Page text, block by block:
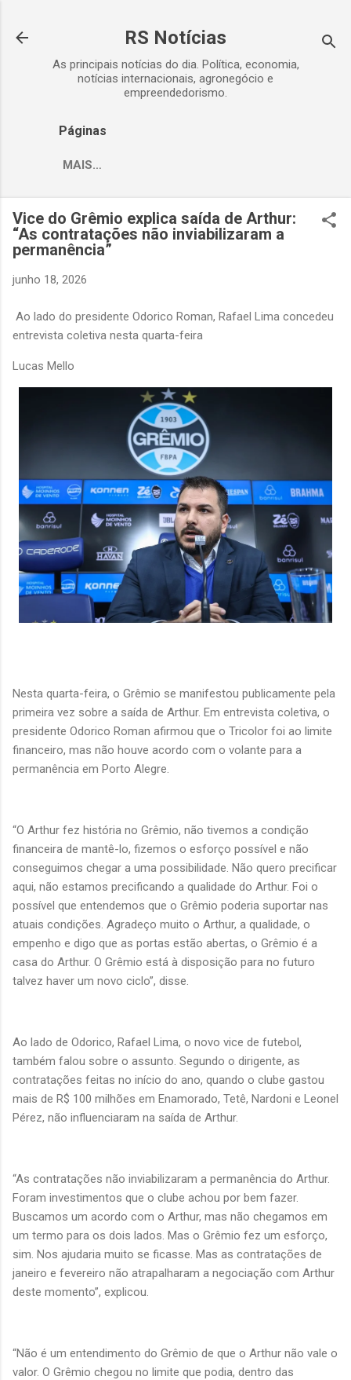
RS Notícias
As principais notícias do dia. Política, economia,
notícias internacionais, agronegócio e
empreendedorismo.
Páginas
MAIS…
Vice do Grêmio explica saída de Arthur:
“As contratações não inviabilizaram a
permanência”
junho 18, 2026
Ao lado do presidente Odorico Roman, Rafael Lima concedeu
entrevista coletiva nesta quarta-feira
Lucas Mello
Nesta quarta-feira, o Grêmio se manifestou publicamente pela
primeira vez sobre a saída de Arthur. Em entrevista coletiva, o
presidente Odorico Roman afirmou que o Tricolor foi ao limite
financeiro, mas não houve acordo com o volante para a
permanência em Porto Alegre.
“O Arthur fez história no Grêmio, não tivemos a condição
financeira de mantê-lo, fizemos o esforço possível e não
conseguimos chegar a uma possibilidade. Não quero precificar
aqui, não estamos precificando a qualidade do Arthur. Foi o
possível que entendemos que o Grêmio poderia suportar nas
atuais condições. Agradeço muito o Arthur, a qualidade, o
empenho e digo que as portas estão abertas, o Grêmio é a
casa do Arthur. O Grêmio está à disposição para no futuro
talvez haver um novo ciclo”, disse.
Ao lado de Odorico, Rafael Lima, o novo vice de futebol,
também falou sobre o assunto. Segundo o dirigente, as
contratações feitas no início do ano, quando o clube gastou
mais de R$ 100 milhões em Enamorado, Tetê, Nardoni e Leonel
Pérez, não influenciaram na saída de Arthur.
“As contratações não inviabilizaram a permanência do Arthur.
Foram investimentos que o clube achou por bem fazer.
Buscamos um acordo com o Arthur, mas não chegamos em
um termo para os dois lados. Mas o Grêmio fez um esforço,
sim. Nos ajudaria muito se ficasse. Mas as contratações de
janeiro e fevereiro não atrapalharam a negociação com Arthur
deste momento”, explicou.
“Não é um entendimento do Grêmio de que o Arthur não vale o
valor. O Grêmio chegou no limite que podia, dentro das